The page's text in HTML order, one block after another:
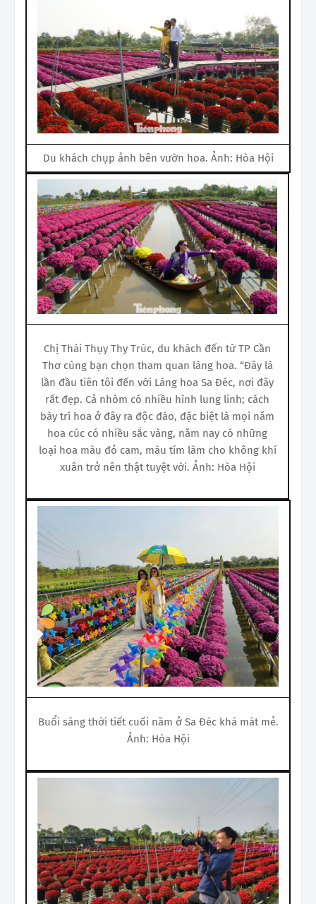
Du khách chụp ảnh bên vườn hoa. Ảnh: Hòa Hội
Chị Thái Thụy Thy Trúc, du khách đến từ TP Cần
Thơ cùng bạn chọn tham quan làng hoa. “Đây là
lần đầu tiên tôi đến với Làng hoa Sa Đéc, nơi đây
rất đẹp. Cả nhóm có nhiều hình lung linh; cách
bày trí hoa ở đây ra độc đáo, đặc biệt là mọi năm
hoa cúc có nhiều sắc vàng, năm nay có những
loại hoa màu đỏ cam, màu tím làm cho không khí
xuân trở nên thật tuyệt vời. Ảnh: Hòa Hội
Buổi sáng thời tiết cuối năm ở Sa Đéc khá mát mẻ.
Ảnh: Hòa Hội